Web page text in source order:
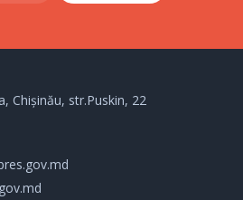
Chișinău, str.Puskin, 22